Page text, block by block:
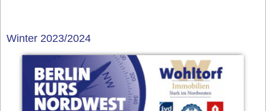
Winter 2023/2024